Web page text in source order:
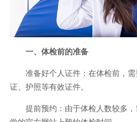
一、体检前的准备
准备好个人证件：在体检前，需
证、护照等有效证件。
提前预约：由于体检人数较多，